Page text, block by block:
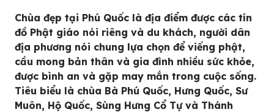
Chùa đẹp tại Phú Quốc là địa điểm được các tín
đồ Phật giáo nói riêng và du khách, người dân
địa phương nói chung lựa chọn để viếng phật,
cầu mong bản thân và gia đình nhiều sức khỏe,
được bình an và gặp may mắn trong cuộc sống.
Tiêu biểu là chùa Bà Phú Quốc, Hưng Quốc, Sư
Muôn, Hộ Quốc, Sùng Hưng Cổ Tự và Thánh